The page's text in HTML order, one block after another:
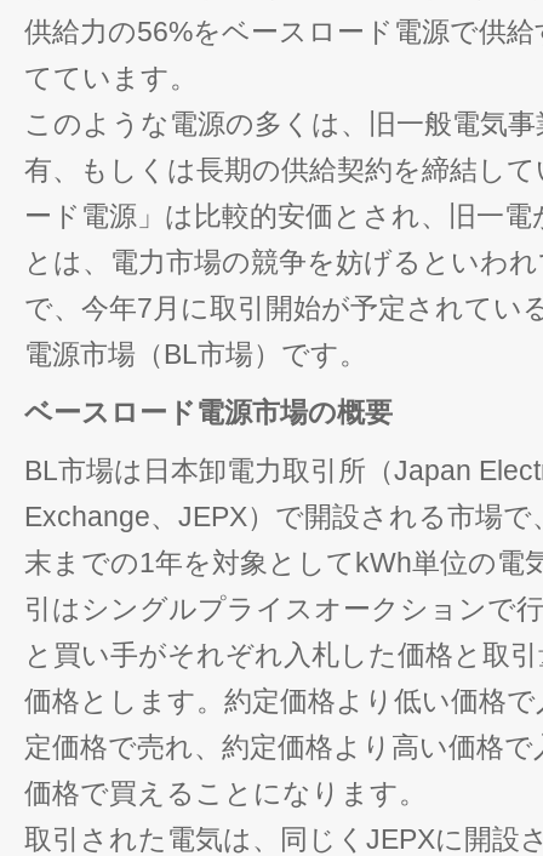
供給力の56%をベースロード電源で供
てています。
このような電源の多くは、旧一般電気
有、もしくは長期の供給契約を締結し
ード電源」は比較的安価とされ、旧一
とは、電力市場の競争を妨げるといわ
で、今年7月に取引開始が予定されてい
電源市場（BL市場）です。
ベースロード電源市場の概要
BL市場は日本卸電力取引所（Japan
Exchange、JEPX）で開設される市場
末までの1年を対象としてkWh単位の電
引はシングルプライスオークションで
と買い手がそれぞれ入札した価格と取
価格とします。約定価格より低い価格
定価格で売れ、約定価格より高い価格
価格で買えることになります。
取引された電気は、同じくJEPXに開設